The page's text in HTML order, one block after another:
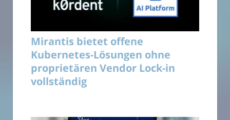
Mirantis bietet offene
Kubernetes-Lösungen ohne
proprietären Vendor Lock-in
vollständig